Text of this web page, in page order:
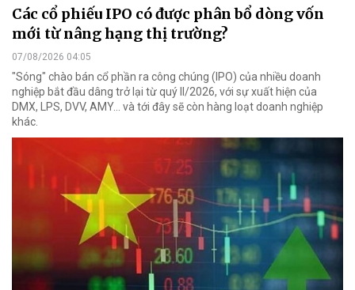
Các cổ phiếu IPO có được phân bổ dòng vốn
mới từ nâng hạng thị trường?
07/08/2026 04:05
"Sóng" chào bán cổ phần ra công chúng (IPO) của nhiều doanh
nghiệp bắt đầu dâng trở lại từ quý II/2026, với sự xuất hiện của
DMX, LPS, DVV, AMY... và tới đây sẽ còn hàng loạt doanh nghiệp
khác.